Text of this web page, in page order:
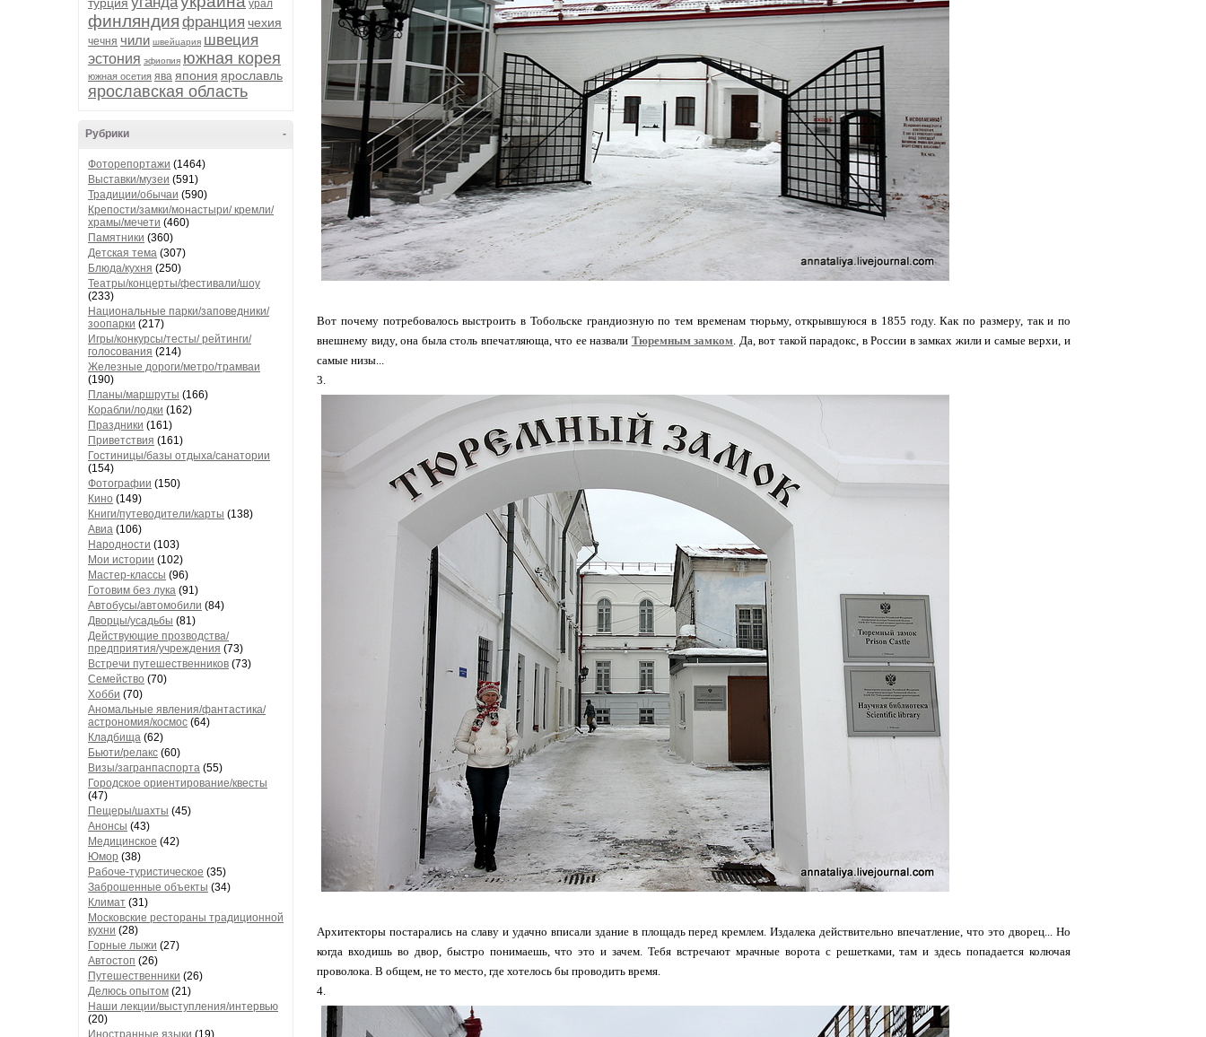
урал
финляндия франция чехия
чечня чили швейцария швеция
эстония эфиопия южная корея
южная осетия ява япония ярославль
ярославская область
-
Рубрики
Фоторепортажи (1464)
Выставки/музеи (591)
Традиции/обычаи (590)
Крепости/замки/монастыри/ кремли/
храмы/мечети (460)
Памятники (360)
Детская тема (307)
Блюда/кухня (250)
Театры/концерты/фестивали/шоу
(233)
Национальные парки/заповедники/
зоопарки (217)
Игры/конкурсы/тесты/ рейтинги/
голосования (214)
Железные дороги/метро/трамваи
(190)
Планы/маршруты (166)
Корабли/лодки (162)
Праздники (161)
Приветствия (161)
Гостиницы/базы отдыха/санатории
(154)
Фотографии (150)
Кино (149)
Книги/путеводители/карты (138)
Авиа (106)
Народности (103)
Мои истории (102)
Мастер-классы (96)
Готовим без лука (91)
Автобусы/автомобили (84)
Дворцы/усадьбы (81)
Действующие прозводства/
предприятия/учреждения (73)
Встречи путешественников (73)
Семейство (70)
Хобби (70)
Аномальные явления/фантастика/
астрономия/космос (64)
Кладбища (62)
Бьюти/релакс (60)
Визы/загранпаспорта (55)
Городское ориентирование/квесты
(47)
Пещеры/шахты (45)
Анонсы (43)
Медицинское (42)
Юмор (38)
Рабоче-туристическое (35)
Заброшенные объекты (34)
Климат (31)
Московские рестораны традиционной
кухни (28)
Горные лыжи (27)
Автостоп (26)
Путешественники (26)
Делюсь опытом (21)
Наши лекции/выступления/интервью
(20)
Иностранные языки (19)
Вот почему потребовалось выстроить в Тобольске грандиозную по тем временам тюрьму, открывшуюся в 1855 году. Как по размеру, так и по
внешнему виду, она была столь впечатляюща, что ее назвали Тюремным замком. Да, вот такой парадокс, в России в замках жили и самые верхи, и
самые низы...
3.
Архитекторы постарались на славу и удачно вписали здание в площадь перед кремлем. Издалека действительно впечатление, что это дворец... Но
когда входишь во двор, быстро понимаешь, что это и зачем. Тебя встречают мрачные ворота с решетками, там и здесь попадается колючая
проволока. В общем, не то место, где хотелось бы проводить время.
4.